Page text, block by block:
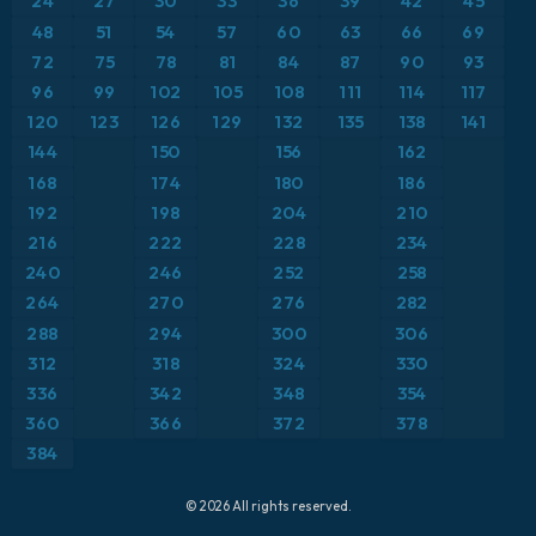
ICON Alemania 2 km
Caribe
Escandinavia
Estados Unidos
Europa
Francia
Grecia
Islandia
Anomalía de temperatura a 850 hPa
CAPE
Precipitación, nubes y presión
Profundidad de nieve
Punto de rocío a 2 m
Ráfagas de Viento Máximas
Ráfagas de viento
48 51 54 57 60 63 66
69
72
75 78 81 84 87 90 93
96 99 102 105 108 111 114
117
120
123 126 129 132 135 138
141
144
150 156
162
168
174 180
186
192
198 204
210
216
222 228 234
240 246 252 258
264 270 276
282
288
294 300
306
312
318 324
330
336
342 348 354
360 366 372 378
384
© 2026 All rights reserved.